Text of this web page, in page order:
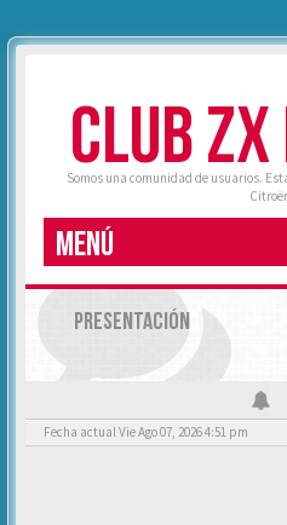
CLUB
Somos una comunidad de usuarios.
MENÚ
PRESENTACIÓN
Fecha actual Vie Ago 07, 2026 4:51 pm